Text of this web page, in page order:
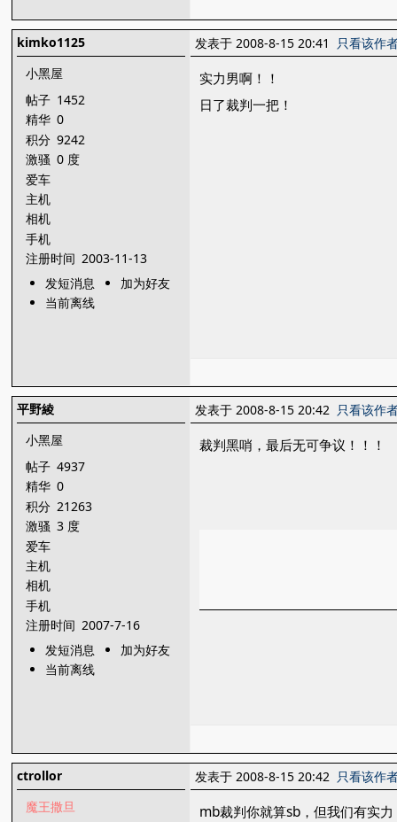
kimko1125
小黑屋
帖子 1452
精华 0
积分 9242
激骚 0 度
爱车
主机
相机
手机
注册时间 2003-11-13
发短消息
加为好友
当前离线
发表于 2008-8-15 20:41 只看该作
实力男啊！！
日了裁判一把！
平野綾
小黑屋
帖子 4937
精华 0
积分 21263
激骚 3 度
爱车
主机
相机
手机
注册时间 2007-7-16
发短消息
加为好友
当前离线
发表于 2008-8-15 20:42 只看该作
裁判黑哨，最后无可争议！！！
ctrollor
魔王撒旦
发表于 2008-8-15 20:42 只看该作
mb裁判你就算sb，但我们有实力